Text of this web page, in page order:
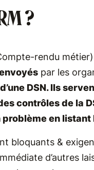
?
rendu métier)
par les
DSN. Ils
contrôles de la
en listant
bloquants &
d’autres